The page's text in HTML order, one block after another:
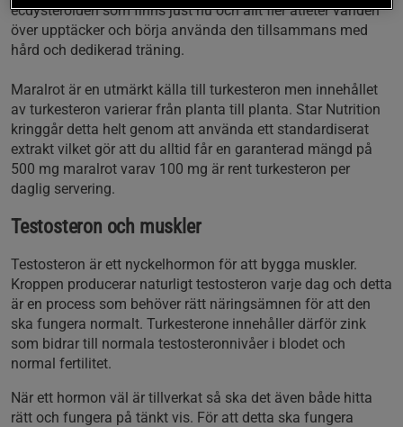
ecdysteroiden som finns just nu och allt fler atleter världen
över upptäcker och börja använda den tillsammans med
hård och dedikerad träning.
Maralrot är en utmärkt källa till turkesteron men innehållet
av turkesteron varierar från planta till planta. Star Nutrition
kringgår detta helt genom att använda ett standardiserat
extrakt vilket gör att du alltid får en garanterad mängd på
500 mg maralrot varav 100 mg är rent turkesteron per
daglig servering.
Testosteron och muskler
Testosteron är ett nyckelhormon för att bygga muskler.
Kroppen producerar naturligt testosteron varje dag och detta
är en process som behöver rätt näringsämnen för att den
ska fungera normalt. Turkesterone innehåller därför zink
som bidrar till normala testosteronnivåer i blodet och
normal fertilitet.
När ett hormon väl är tillverkat så ska det även både hitta
rätt och fungera på tänkt vis. För att detta ska fungera